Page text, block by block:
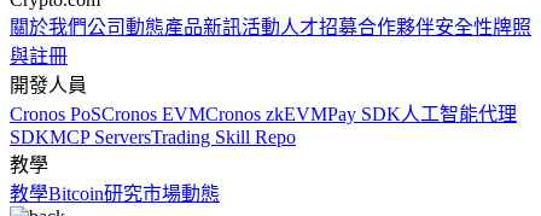
關於我們公司動態產品新訊活動人才招募合作夥伴安全性牌照
與註冊
開發人員
Cronos PoSCronos EVMCronos zkEVMPay SDK人工智能代理
SDKMCP ServersTrading Skill Repo
教學
教學Bitcoin研究市場動態